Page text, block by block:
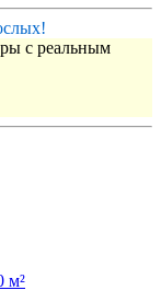
с реальным
м²